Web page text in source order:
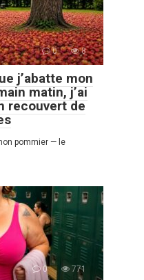
0 8
j’abatte mon
matin, j’ai
recouvert de
pommier — le
0 771